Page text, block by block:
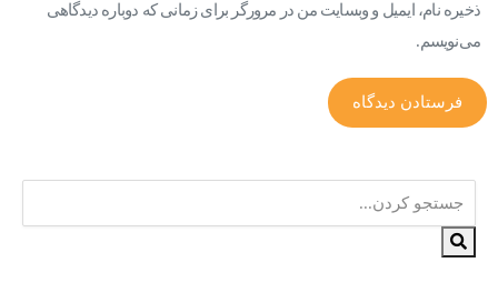
ذخیره نام، ایمیل و وبسایت من در مرورگر برای زمانی که دوباره دیدگاهی
می‌نویسم.